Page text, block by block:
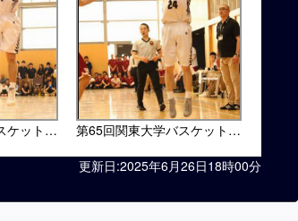
第65回関東大学バスケットボール選手権大会・早大戦
第65回関東大学バスケットボール選手権大会・早大戦
更新日:2025年6月26日18時00分